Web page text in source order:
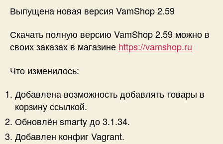
версия
VamShop
Выпущена новая версия VamShop 2.59
Скачать полную версию VamShop 2.59 можно в
своих заказах в магазине https://vamshop.ru
Что изменилось:
Добавлена возможность добавлять товары в
корзину ссылкой.
Обновлён smarty до 3.1.34.
Добавлен конфиг Vagrant.